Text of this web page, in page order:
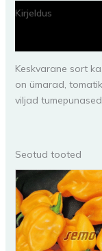
Kirjeldus
Keskvarane sort
on ümarad,
viljad
Seotud tooted